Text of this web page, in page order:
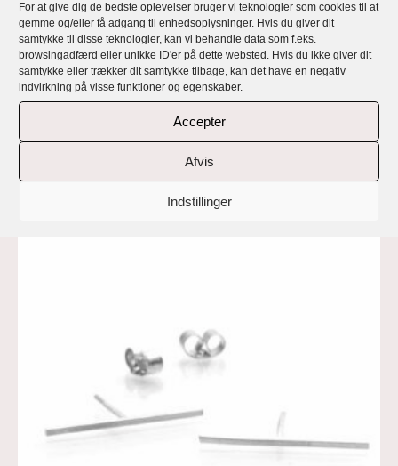
For at give dig de bedste oplevelser bruger vi teknologier som cookies til at
gemme og/eller få adgang til enhedsoplysninger. Hvis du giver dit
samtykke til disse teknologier, kan vi behandle data som f.eks.
browsingadfærd eller unikke ID'er på dette websted. Hvis du ikke giver dit
samtykke eller trækker dit samtykke tilbage, kan det have en negativ
indvirkning på visse funktioner og egenskaber.
Accepter
Afvis
Indstillinger